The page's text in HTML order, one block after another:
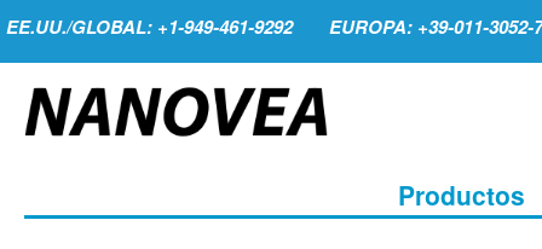
EE.UU./GLOBAL: +1-949-461-9292 EUROPA: +39-011-3052-
Productos